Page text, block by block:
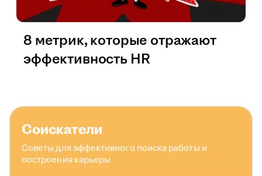
8 метрик, которые отражают
эффективность HR
Соискатели
Советы для эффективного поиска работы и
построения карьеры